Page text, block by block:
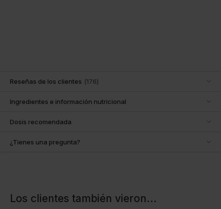
Reseñas de los clientes (176)
Ingredientes e información nutricional
Dosis recomendada
¿Tienes una pregunta?
Los clientes también vieron...